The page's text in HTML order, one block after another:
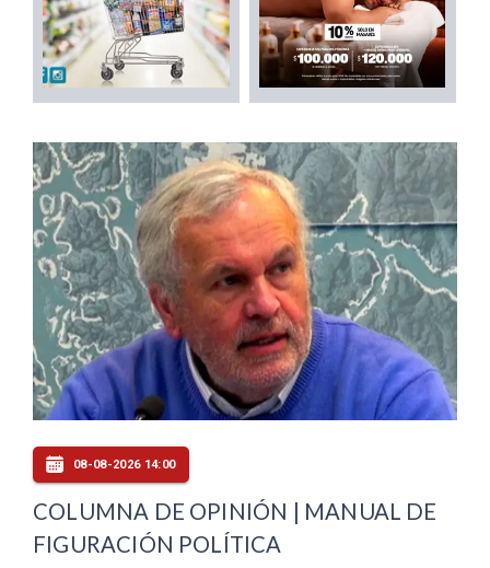
08-08-2026 14:00
COLUMNA DE OPINIÓN | MANUAL DE
FIGURACIÓN POLÍTICA